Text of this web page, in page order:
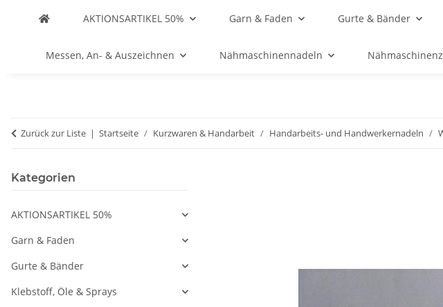
AKTIONSARTIKEL 50% Garn & Faden Gurte & Bänder
Messen, An- & Auszeichnen Nähmaschinennadeln
Zurück zur Liste Startseite Kurzwaren & Handarbeit Handarbeits- und Handwerkernadeln
Kategorien
AKTIONSARTIKEL 50%
Garn & Faden
Gurte & Bänder
Klebstoff, Öle & Sprays